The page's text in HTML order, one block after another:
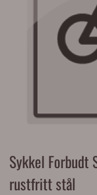
Sykkel
rustfritt stål